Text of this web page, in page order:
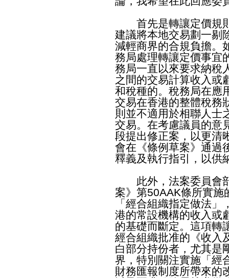
首先是轉讓定價規則
建議將本地交易劃一剔
減輕商界的合規負擔。
務局處理轉讓定價事宜
務局一直以來要求納稅
之間的交易計算收入或
和稅種的。稅務局在應
交易在香港的整體稅務
則並不適用於相聯人士
交易。在考慮議員的意
段提出修正案，以更清
會在《條例草案》通過
釋義及執行指引，以供
此外，法案委員會部
案》第50AAK條所實施
「經合組織指定做法
港的常設機構的收入或
的基礎而斷定。這項轉
經合組織批准的《收入
白部分持份者，尤其是
界，特別關注實施「經
財務匯報制度所帶來的